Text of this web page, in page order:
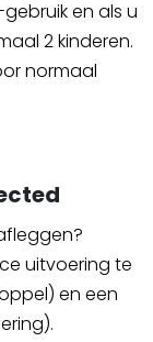
en als u
2 kinderen.
normaal
uitvoering te
en een